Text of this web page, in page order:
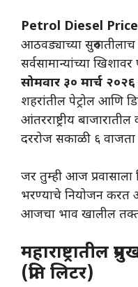
Petrol Diesel
आठवड्याच्या
सर्वसामान्यांच्या
सोमवार ३० मार्च २०२६
शहरांतील पेट्रोल आणि
आंतरराष्ट्रीय
दररोज सकाळी ६
​जर तुम्ही आज
भरण्याचे नियोजन करत
आजचा भाव खालील
महाराष्ट्रातील
(प्रति लिटर)